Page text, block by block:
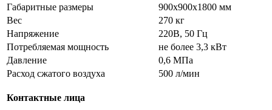
Габаритные размеры
900х900х1800 мм
Вес
270 кг
Напряжение
220В, 50 Гц
Потребляемая мощность
не более 3,3 кВт
Давление
0,6 МПа
Расход сжатого воздуха
500 л/мин
Контактные лица